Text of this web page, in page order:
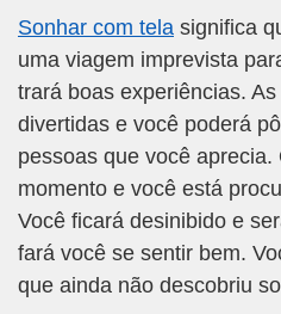
Sonhar com tela significa
uma viagem imprevista
trará boas experiências.
divertidas e você poderá
pessoas que você
momento e você está
Você ficará desinibido e
fará você se sentir bem.
que ainda não descobriu